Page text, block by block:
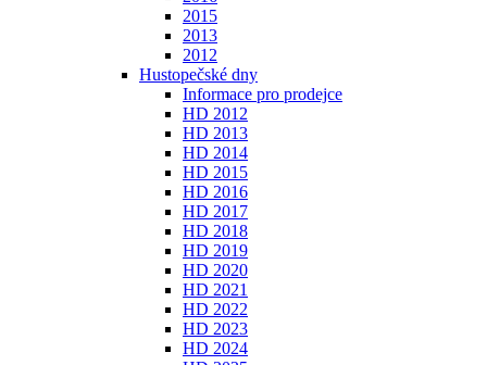
2015
2013
2012
Hustopečské dny
Informace pro prodejce
HD 2012
HD 2013
HD 2014
HD 2015
HD 2016
HD 2017
HD 2018
HD 2019
HD 2020
HD 2021
HD 2022
HD 2023
HD 2024